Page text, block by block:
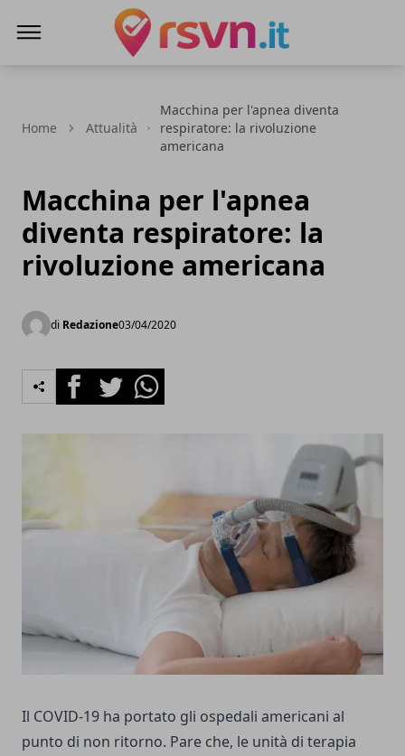
Home Attualità
Macchina per l'apnea diventa
respiratore: la rivoluzione
americana
Macchina per l'apnea
diventa respiratore: la
rivoluzione americana
di Redazione03/04/2020
FacebookTwitterWhatsapp
Il COVID-19 ha portato gli ospedali americani al
punto di non ritorno. Pare che, le unità di terapia